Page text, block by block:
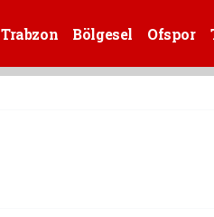
Trabzon Bölgesel Ofspor